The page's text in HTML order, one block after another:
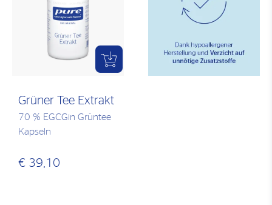
Grüner Tee Extrakt
70 % EGCGin Grüntee
Kapseln
€ 39,10